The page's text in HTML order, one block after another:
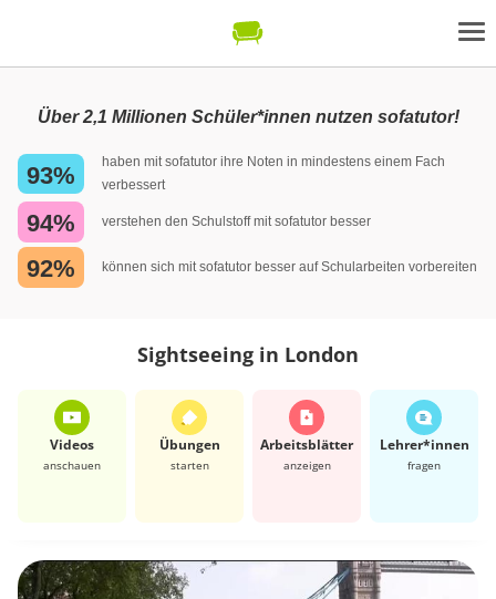
Über 2,1 Millionen Schüler*innen nutzen sofatutor!
93%
haben mit sofatutor ihre Noten in mindestens einem Fach
verbessert
94% verstehen den Schulstoff mit sofatutor besser
92% können sich mit sofatutor besser auf Schularbeiten vorbereiten
Sightseeing in London
Videos
anschauen
Übungen
starten
Arbeits­blätter
anzeigen
Lehrer*​innen
fragen